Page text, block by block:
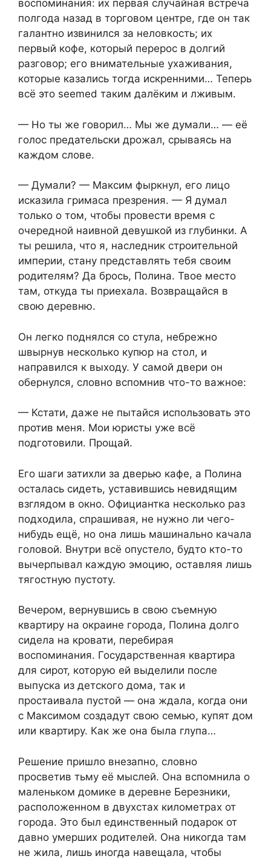
воспоминания: их первая случайная встреча
полгода назад в торговом центре, где он так
галантно извинился за неловкость; их
первый кофе, который перерос в долгий
разговор; его внимательные ухаживания,
которые казались тогда искренними… Теперь
всё это seemed таким далёким и лживым.
— Но ты же говорил… Мы же думали… — её
голос предательски дрожал, срываясь на
каждом слове.
— Думали? — Максим фыркнул, его лицо
исказила гримаса презрения. — Я думал
только о том, чтобы провести время с
очередной наивной девушкой из глубинки. А
ты решила, что я, наследник строительной
империи, стану представлять тебя своим
родителям? Да брось, Полина. Твое место
там, откуда ты приехала. Возвращайся в
свою деревню.
Он легко поднялся со стула, небрежно
швырнув несколько купюр на стол, и
направился к выходу. У самой двери он
обернулся, словно вспомнив что-то важное:
— Кстати, даже не пытайся использовать это
против меня. Мои юристы уже всё
подготовили. Прощай.
Его шаги затихли за дверью кафе, а Полина
осталась сидеть, уставившись невидящим
взглядом в окно. Официантка несколько раз
подходила, спрашивая, не нужно ли чего-
нибудь ещё, но она лишь машинально качала
головой. Внутри всё опустело, будто кто-то
вычерпывал каждую эмоцию, оставляя лишь
тягостную пустоту.
Вечером, вернувшись в свою съемную
квартиру на окраине города, Полина долго
сидела на кровати, перебирая
воспоминания. Государственная квартира
для сирот, которую ей выделили после
выпуска из детского дома, так и
простаивала пустой — она ждала, когда они
с Максимом создадут свою семью, купят дом
или квартиру. Как же она была глупа…
Решение пришло внезапно, словно
просветив тьму её мыслей. Она вспомнила о
маленьком домике в деревне Березники,
расположенном в двухстах километрах от
города. Это был единственный подарок от
давно умерших родителей. Она никогда там
не жила, лишь иногда навещала, чтобы